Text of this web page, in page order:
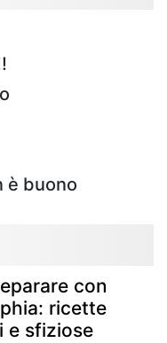
è buono
con
ricette
e sfiziose